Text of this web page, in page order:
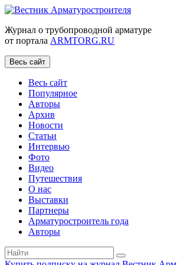
Журнал о трубопроводной арматуре
от портала ARMTORG.RU
Весь сайт
Весь сайт
Популярное
Авторы
Архив
Новости
Статьи
Интервью
Фото
Видео
Путешествия
О нас
Выставки
Партнеры
Арматуростроитель года
Авторы